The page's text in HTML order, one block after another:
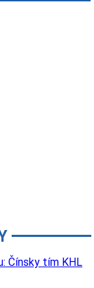
Čínsky tím KHL